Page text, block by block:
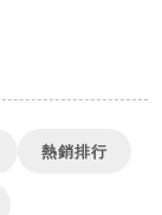
熱銷排行